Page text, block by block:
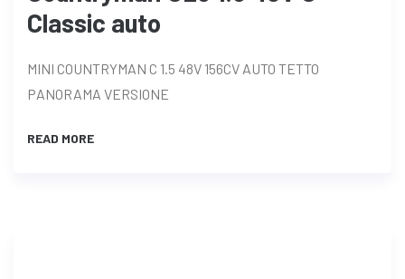
Classic auto
MINI COUNTRYMAN C 1.5 48V 156CV AUTO TETTO
PANORAMA VERSIONE
READ MORE